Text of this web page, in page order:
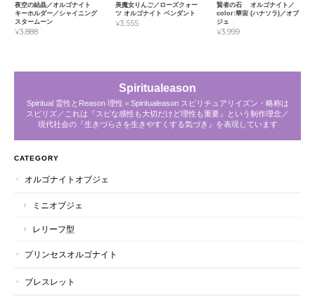
夜空の結晶／オルゴナイト
キーホルダー／シャイニング
スタームーン
¥3,888
美魔女りんご／ローズクォー
ツ オルゴナイト ペンダント
¥3,555
賢者の石 オルゴナイト／
color:華宙 (ハナソラ)／オブ
ジェ
¥3,999
Spiritualeason
Spiritual 霊性とReason 理性＝Spiritualeason スピリチュアリイズン・略称は
スピリズ／これは『スピな感性も大切だけど理性も重要』という制作理念／
現代社会の『生きづらさを生きやすくする気づき』を表現しています
CATEGORY
オルゴナイトオブジェ
ミニオブジェ
レリーフ型
プリンセスオルゴナイト
ブレスレット